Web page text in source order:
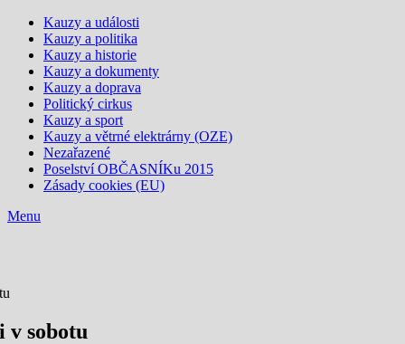
Kauzy a události
Kauzy a politika
Kauzy a historie
Kauzy a dokumenty
Kauzy a doprava
Politický cirkus
Kauzy a sport
Kauzy a větrné elektrárny (OZE)
Nezařazené
Poselství OBČASNÍKu 2015
Zásady cookies (EU)
Menu
v sobotu